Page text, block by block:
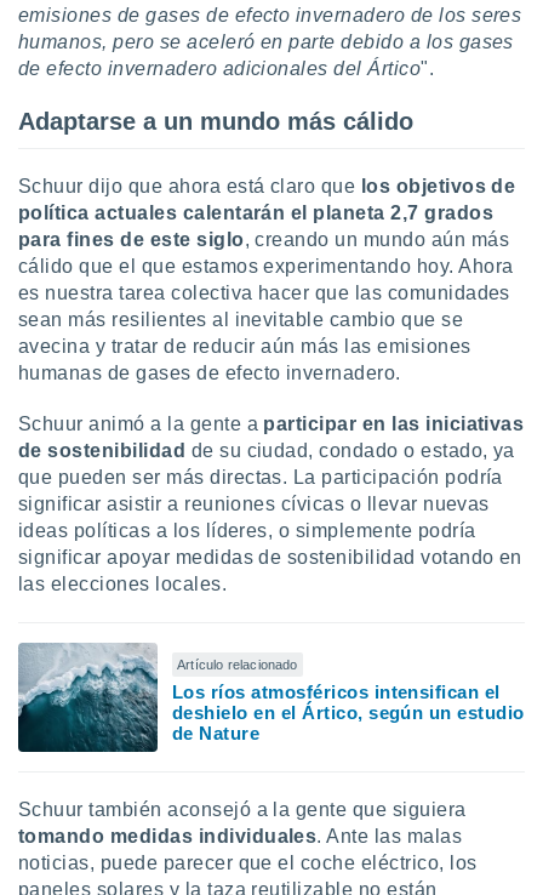
emisiones de gases de efecto invernadero de los seres
humanos, pero se aceleró en parte debido a los gases
de efecto invernadero adicionales del Ártico".
Adaptarse a un mundo más cálido
Schuur dijo que ahora está claro que los objetivos de
política actuales calentarán el planeta 2,7 grados
para fines de este siglo, creando un mundo aún más
cálido que el que estamos experimentando hoy. Ahora
es nuestra tarea colectiva hacer que las comunidades
sean más resilientes al inevitable cambio que se
avecina y tratar de reducir aún más las emisiones
humanas de gases de efecto invernadero.
Schuur animó a la gente a participar en las iniciativas
de sostenibilidad de su ciudad, condado o estado, ya
que pueden ser más directas. La participación podría
significar asistir a reuniones cívicas o llevar nuevas
ideas políticas a los líderes, o simplemente podría
significar apoyar medidas de sostenibilidad votando en
las elecciones locales.
Artículo relacionado
Los ríos atmosféricos intensifican el
deshielo en el Ártico, según un estudio
de Nature
Schuur también aconsejó a la gente que siguiera
tomando medidas individuales. Ante las malas
noticias, puede parecer que el coche eléctrico, los
paneles solares y la taza reutilizable no están